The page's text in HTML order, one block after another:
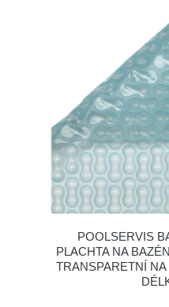
POOLSERVIS
PLACHTA NA
TRANSPARETNÍ